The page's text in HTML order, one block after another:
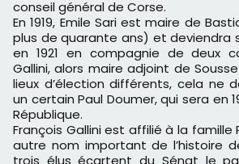
conseil général de Corse.
En 1919, Emile Sari est maire de
plus de quarante ans) et deviendra
en 1921 en compagnie de deux
Gallini, alors maire adjoint de
lieux d’élection différents, cela ne
un certain Paul Doumer, qui sera en
République.
François Gallini est affilié à la famille
autre nom important de l’histoire
trois élus écartent du Sénat le